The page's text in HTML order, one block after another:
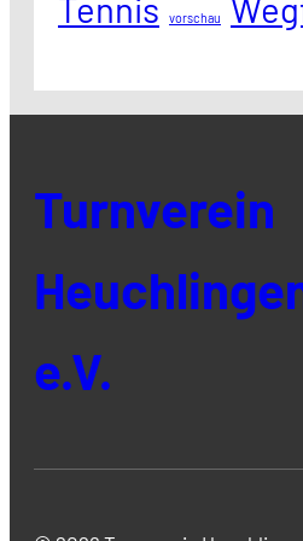
Tennis vorschau
Turnverein
e.V.